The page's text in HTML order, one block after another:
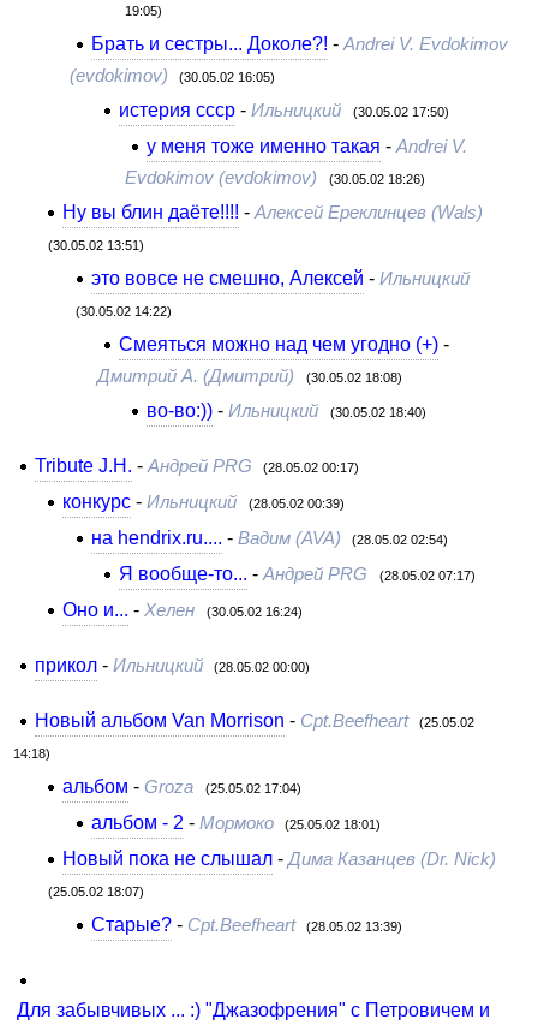
19:05)
Брать и сестры... Доколе?! - Andrei V. Evdokimov
(evdokimov)
(30.05.02 16:05)
истерия ссср- Ильницкий (30.05.02 17:50)
у меня тоже именно такая -Andrei V.
Evdokimov (evdokimov)
(30.05.02 18:26)
Ну вы блин даёте!!!! -Алексей Ереклинцев (Wals)
(30.05.02 13:51)
это вовсе не смешно, Алексей - Ильницкий
(30.05.02 14:22)
Смеяться можно над чем угодно (+)-
Дмитрий A. (Дмитрий) (30.05.02 18:08)
во-во:)) -Ильницкий (30.05.02 18:40)
Tribute J.H. - Андрей PRG (28.05.02 00:17)
конкурс -Ильницкий (28.05.02 00:39)
на hendrix.ru.... - Вадим (AVA) (28.05.02 02:54)
Я вообще-то... - Андрей PRG (28.05.02 07:17)
Оно и... - Хелен (30.05.02 16:24)
прикол- Ильницкий (28.05.02 00:00)
Новый альбом Van Morrison - Cpt.Beefheart (25.05.02
14:18)
альбом -Groza (25.05.02 17:04)
альбом - 2 - Мормоко (25.05.02 18:01)
Новый пока не слышал -Дима Казанцев (Dr. Nick)
(25.05.02 18:07)
Старые?- Cpt.Beefheart (28.05.02 13:39)
Для забывчивых ... :) "Джазофрения" с Петровичем и